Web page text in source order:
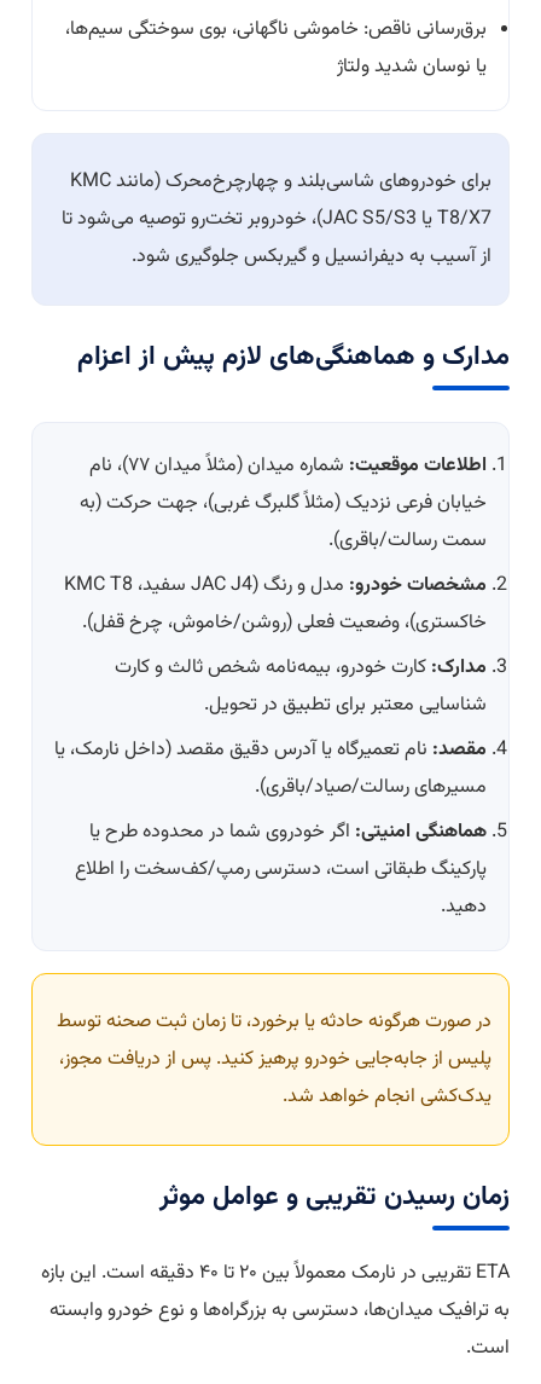
برق‌رسانی ناقص: خاموشی ناگهانی، بوی سوختگی سیم‌ها،
یا نوسان شدید ولتاژ
برای خودروهای شاسی‌بلند و چهارچرخ‌محرک (مانند KMC
T8/X7 یا JAC S5/S3)، خودروبر تخت‌رو توصیه می‌شود تا
از آسیب به دیفرانسیل و گیربکس جلوگیری شود.
مدارک و هماهنگی‌های لازم پیش از اعزام
اطلاعات موقعیت:
شماره میدان (مثلاً میدان ۷۷)، نام
خیابان فرعی نزدیک (مثلاً گلبرگ غربی)، جهت حرکت (به
سمت رسالت/باقری).
مشخصات خودرو:
مدل و رنگ (JAC J4 سفید، KMC T8
خاکستری)، وضعیت فعلی (روشن/خاموش، چرخ قفل).
مدارک: کارت خودرو، بیمه‌نامه شخص ثالث و کارت
شناسایی معتبر برای تطبیق در تحویل.
مقصد: نام تعمیرگاه یا آدرس دقیق مقصد (داخل نارمک، یا
مسیرهای رسالت/صیاد/باقری).
هماهنگی امنیتی: اگر خودروی شما در محدوده طرح یا
پارکینگ طبقاتی است، دسترسی رمپ/کف‌سخت را اطلاع
دهید.
در صورت هرگونه حادثه یا برخورد، تا زمان ثبت صحنه توسط
پلیس از جابه‌جایی خودرو پرهیز کنید. پس از دریافت مجوز،
یدک‌کشی انجام خواهد شد.
زمان رسیدن تقریبی و عوامل موثر
ETA تقریبی در نارمک معمولاً بین ۲۰ تا ۴۰ دقیقه است. این بازه
به ترافیک میدان‌ها، دسترسی به بزرگراه‌ها و نوع خودرو وابسته
است.